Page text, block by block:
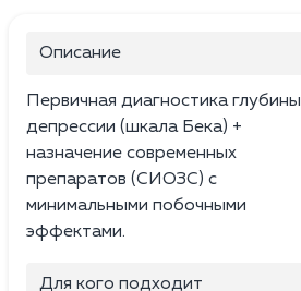
Описание
Первичная диагностика глубины
депрессии (шкала Бека) +
назначение современных
препаратов (СИОЗС) с
минимальными побочными
эффектами.
Для кого подходит